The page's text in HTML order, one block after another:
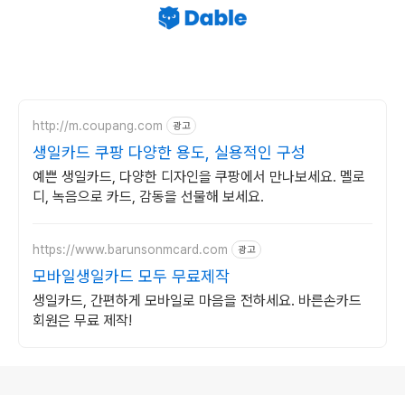
http://m.coupang.com 광고
생일카드 쿠팡 다양한 용도, 실용적인 구성
예쁜 생일카드, 다양한 디자인을 쿠팡에서 만나보세요. 멜로
디, 녹음으로 카드, 감동을 선물해 보세요.
https://www.barunsonmcard.com 광고
모바일생일카드 모두 무료제작
생일카드, 간편하게 모바일로 마음을 전하세요. 바른손카드
회원은 무료 제작!